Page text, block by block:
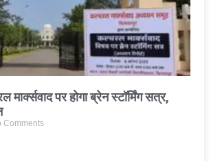
पर होगा ब्रेन स्टॉर्मिंग सत्र,
Comments